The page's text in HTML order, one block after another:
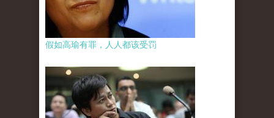
假如高瑜有罪，人人都该受罚